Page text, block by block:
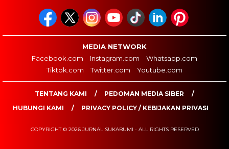
MEDIA NETWORK
Facebook.com
Instagram.com
Whatsapp.com
Tiktok.com
Twitter.com Youtube.com
TENTANG KAMI
PEDOMAN MEDIA SIBER
HUBUNGI KAMI
PRIVACY POLICY / KEBIJAKAN PRIVASI
COPYRIGHT © 2026 JURNAL SUKABUMI - ALL RIGHTS RESERVED